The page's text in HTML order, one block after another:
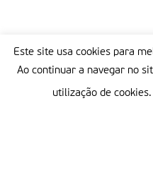
Este site usa cookies para
Ao continuar a navegar no
utilização de cookies.